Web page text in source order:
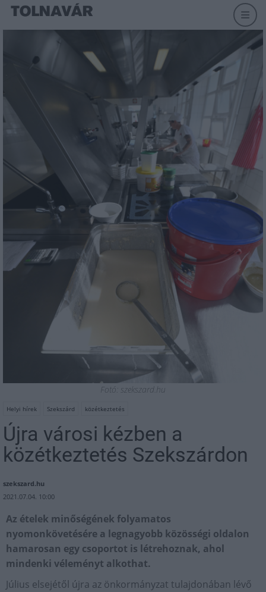
Fotó: szekszard.hu
Helyi hírek Szekszárd közétkeztetés
Újra városi kézben a
közétkeztetés Szekszárdon
szekszard.hu
2021.07.04. 10:00
Az ételek minőségének folyamatos
nyomonkövetésére a legnagyobb közösségi oldalon
hamarosan egy csoportot is létrehoznak, ahol
mindenki véleményt alkothat.
Július elsejétől újra az önkormányzat tulajdonában lévő